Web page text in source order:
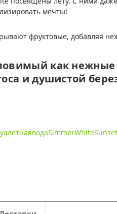
мечты!
фруктовые, добавляя
как нежные
и душистой